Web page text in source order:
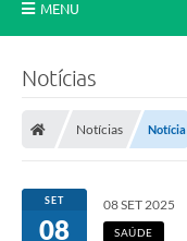
MENU
Transparência
Câmara Municipal
Notícias
Notícias Notícia
SET
08
08 SET 2025
SAÚDE